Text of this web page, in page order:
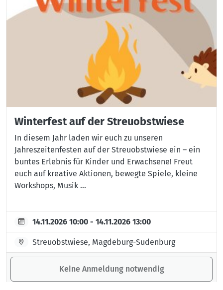
Winterfest auf der Streuobstwiese
In diesem Jahr laden wir euch zu unseren
Jahreszeitenfesten auf der Streuobstwiese ein – ein
buntes Erlebnis für Kinder und Erwachsene! Freut
euch auf kreative Aktionen, bewegte Spiele, kleine
Workshops, Musik ...
14.11.2026 10:00 - 14.11.2026 13:00
Streuobstwiese, Magdeburg-Sudenburg
Keine Anmeldung notwendig